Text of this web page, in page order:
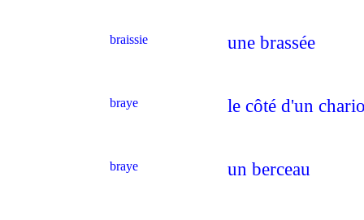
braissie une brassée
braye le côté d'un
braye un berceau